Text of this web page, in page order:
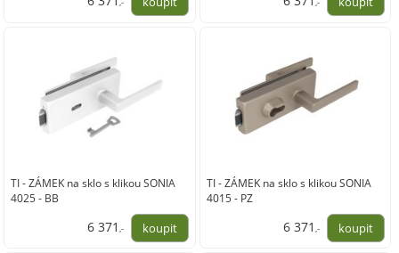
TI - ZÁMEK na sklo s klikou SONIA
4025 - BB
6 371 ,-
TI - ZÁMEK na sklo s klikou SONIA
4015 - PZ
6 371 ,-